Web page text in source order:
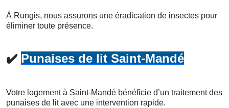
À Rungis, nous assurons une éradication de insectes pour
éliminer toute présence.
✔️ Punaises de lit Saint-Mandé
Votre logement à Saint-Mandé bénéficie d’un traitement des
punaises de lit avec une intervention rapide.